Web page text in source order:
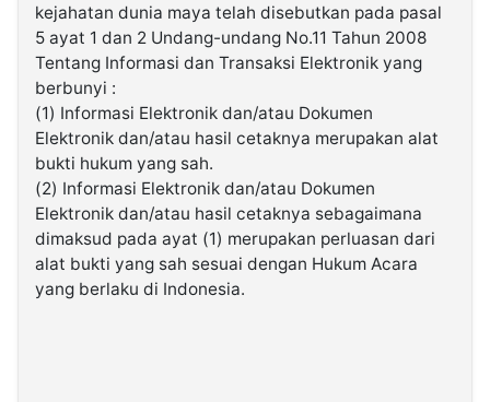
kejahatan dunia maya telah disebutkan pada pasal
5 ayat 1 dan 2 Undang-undang No.11 Tahun 2008
Tentang Informasi dan Transaksi Elektronik yang
berbunyi :
(1) Informasi Elektronik dan/atau Dokumen
Elektronik dan/atau hasil cetaknya merupakan alat
bukti hukum yang sah.
(2) Informasi Elektronik dan/atau Dokumen
Elektronik dan/atau hasil cetaknya sebagaimana
dimaksud pada ayat (1) merupakan perluasan dari
alat bukti yang sah sesuai dengan Hukum Acara
yang berlaku di Indonesia.